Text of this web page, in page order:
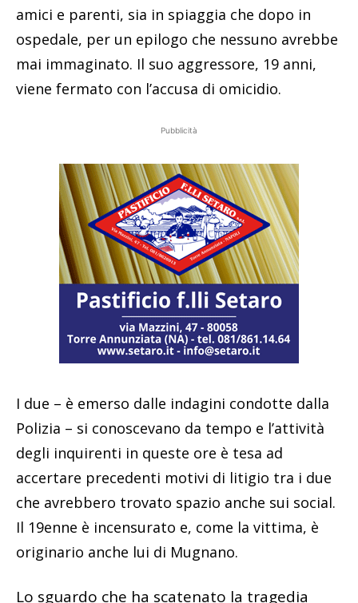
amici e parenti, sia in spiaggia che dopo in
ospedale, per un epilogo che nessuno avrebbe
mai immaginato. Il suo aggressore, 19 anni,
viene fermato con l’accusa di omicidio.
Pubblicità
I due – è emerso dalle indagini condotte dalla
Polizia – si conoscevano da tempo e l’attività
degli inquirenti in queste ore è tesa ad
accertare precedenti motivi di litigio tra i due
che avrebbero trovato spazio anche sui social.
Il 19enne è incensurato e, come la vittima, è
originario anche lui di Mugnano.
Lo sguardo che ha scatenato la tragedia